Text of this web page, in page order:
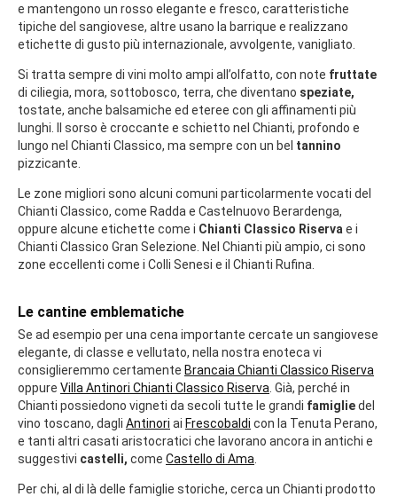
e mantengono un rosso elegante e fresco, caratteristiche
tipiche del sangiovese, altre usano la barrique e realizzano
etichette di gusto più internazionale, avvolgente, vanigliato.
Si tratta sempre di vini molto ampi all’olfatto, con note fruttate
di ciliegia, mora, sottobosco, terra, che diventano speziate,
tostate, anche balsamiche ed eteree con gli affinamenti più
lunghi. Il sorso è croccante e schietto nel Chianti, profondo e
lungo nel Chianti Classico, ma sempre con un bel tannino
pizzicante.
Le zone migliori sono alcuni comuni particolarmente vocati del
Chianti Classico, come Radda e Castelnuovo Berardenga,
oppure alcune etichette come i Chianti Classico Riserva e i
Chianti Classico Gran Selezione. Nel Chianti più ampio, ci sono
zone eccellenti come i Colli Senesi e il Chianti Rufina.
Le cantine emblematiche
Se ad esempio per una cena importante cercate un sangiovese
elegante, di classe e vellutato, nella nostra enoteca vi
consiglieremmo certamente Brancaia Chianti Classico Riserva
oppure Villa Antinori Chianti Classico Riserva . Già, perché in
Chianti possiedono vigneti da secoli tutte le grandi famigliedel
vino toscano, dagli Antinori ai Frescobaldi con la Tenuta Perano,
e tanti altri casati aristocratici che lavorano ancora in antichi e
suggestivi castelli, come Castello di Ama
Per chi, al di là delle famiglie storiche, cerca un Chianti prodotto